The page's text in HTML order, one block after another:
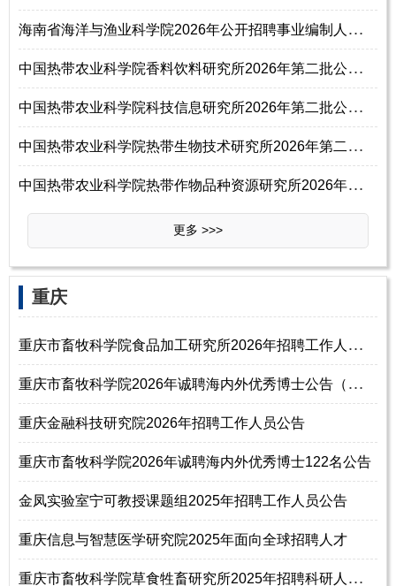
海
南省海洋与渔业科学院2026年公开招聘事业编制人员公告（第1号）
中
国热带农业科学院香料饮料研究所2026年第二批公开招聘工作人员公告
中
国热带农业科学院科技信息研究所2026年第二批公开招聘工作人员公告
中
国热带农业科学院热带生物技术研究所2026年第二批公开招聘工作人员公告
中
国热带农业科学院热带作物品种资源研究所2026年第二批公开招聘工作人员公
更多 >>>
‌‌重庆
重
庆市畜牧科学院食品加工研究所2026年招聘工作人员启事
重
庆市畜牧科学院2026年诚聘海内外优秀博士公告（第二批）
重庆金融科技研究院2026年招聘工作人员公告
重庆市畜牧科学院2026年诚聘海内外优秀博士122名公告
金凤实验室宁可教授课题组2025年招聘工作人员公告
重庆信息与智慧医学研究院2025年面向全球招聘人才
重
庆市畜牧科学院草食牲畜研究所2025年招聘科研人员启事